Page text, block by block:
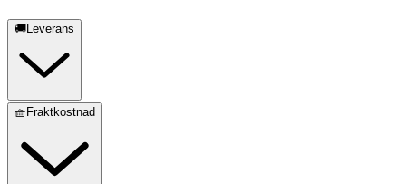
🚚Leverans
🧺Fraktkostnad